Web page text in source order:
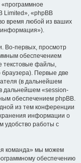
Limited», «phpBB
время любой из ваших
информация»).
Во-первых, просмотр
обеспечением
текстовые файлы,
Первые две
(в дальнейшем
дальнейшем «session-
обеспечением phpBB.
из тем конференции
информации о
удобство работы с
команда» мы можем
обеспечению